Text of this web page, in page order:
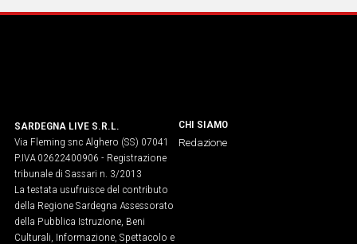
SARDEGNA LIVE S.R.L.
Via Fleming snc Alghero (SS) 07041
P.IVA 02622400906 - Registrazione
tribunale di Sassari n. 3/2013
La testata usufruisce del contributo
della Regione Sardegna Assessorato
della Pubblica Istruzione, Beni
Culturali, Informazione, Spettacolo e
CHI SIAMO
Redazione